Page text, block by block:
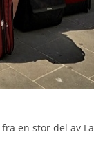
en stor del av